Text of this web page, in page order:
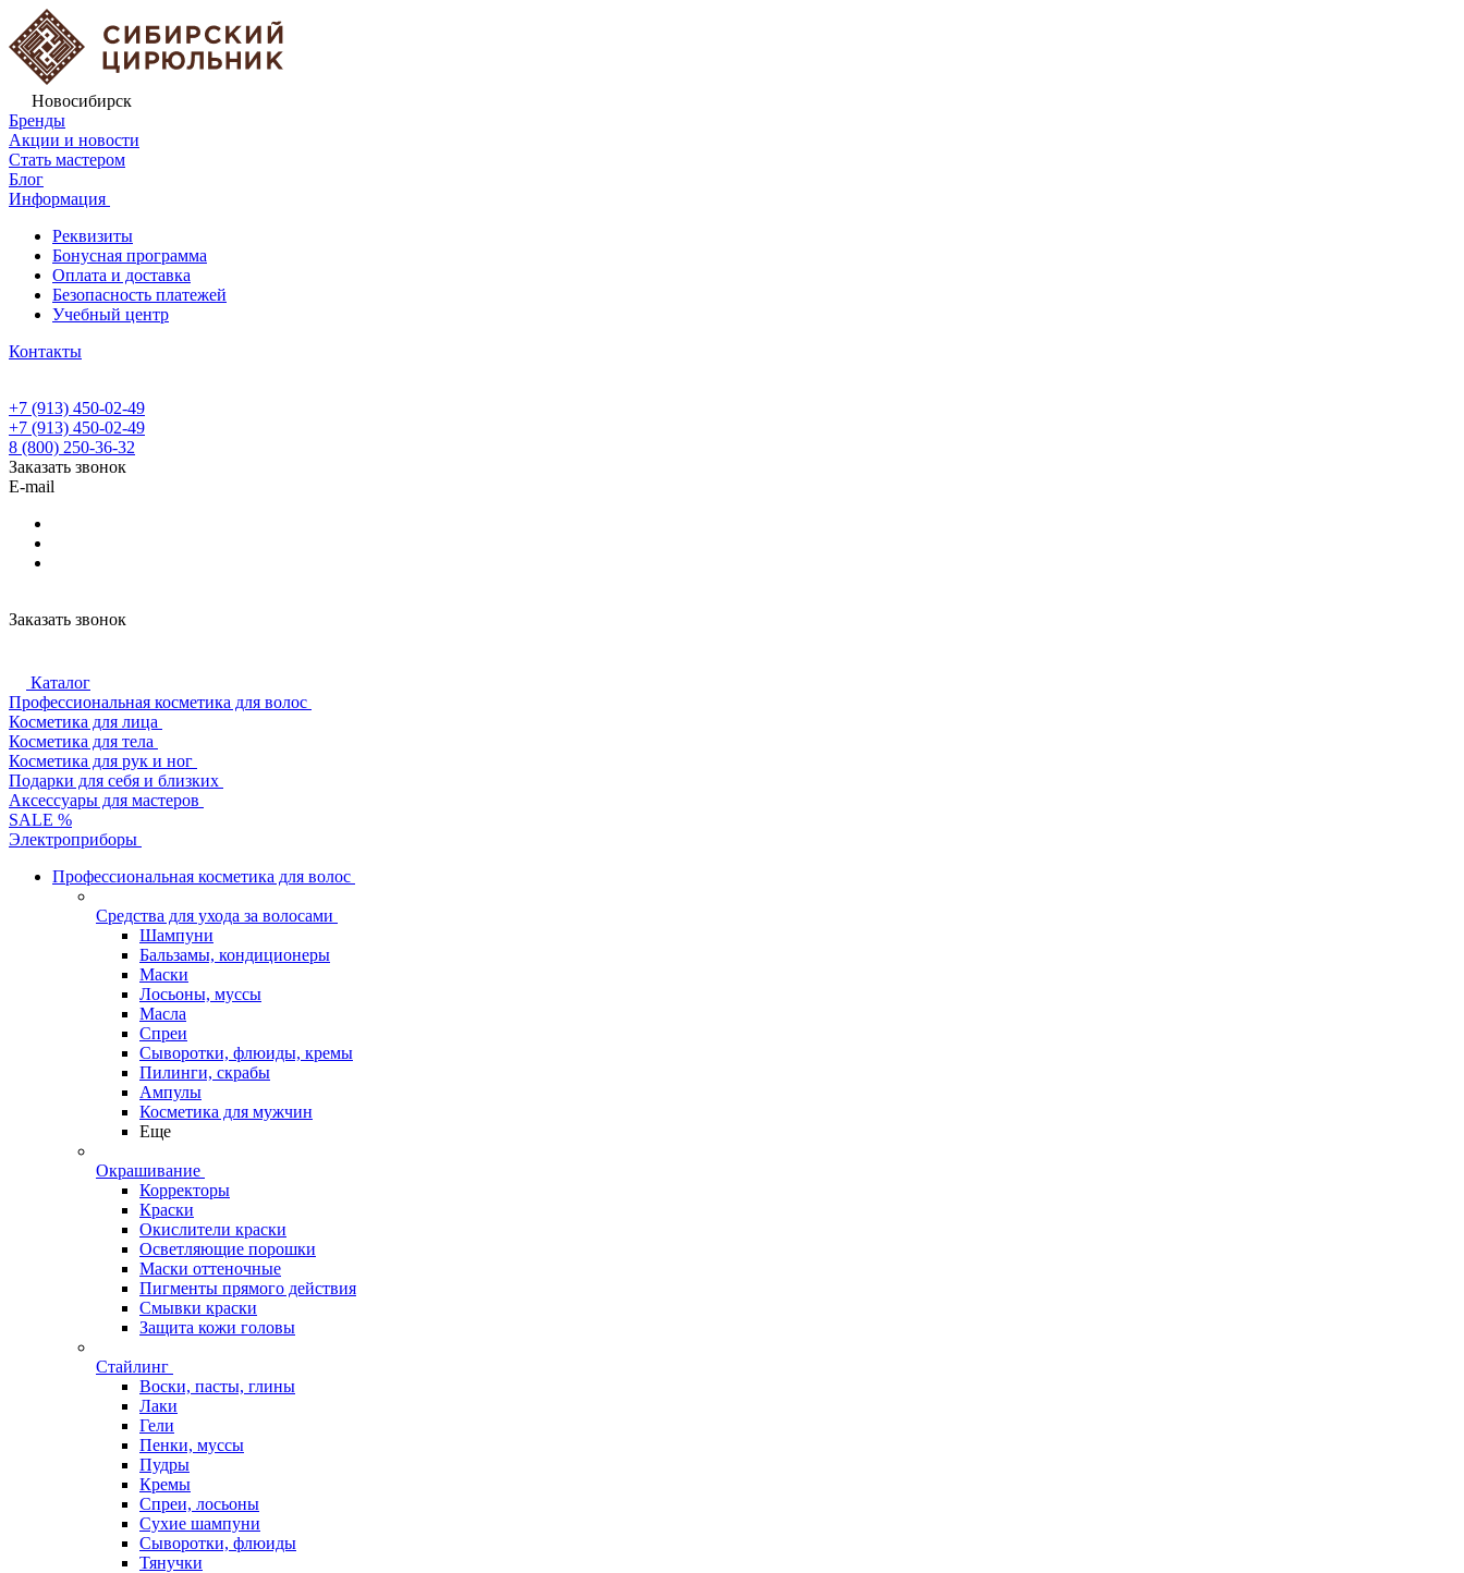
Новосибирск
Бренды
Акции и новости
Стать мастером
Блог
Информация
Реквизиты
Бонусная программа
Оплата и доставка
Безопасность платежей
Учебный центр
Контакты
+7 (913) 450-02-49
+7 (913) 450-02-49
8 (800) 250-36-32
Заказать звонок
E-mail
Заказать звонок
Каталог
Профессиональная косметика для волос
Косметика для лица
Косметика для тела
Косметика для рук и ног
Подарки для себя и близких
Аксессуары для мастеров
SALE %
Электроприборы
Профессиональная косметика для волос
Средства для ухода за волосами
Шампуни
Бальзамы, кондиционеры
Маски
Лосьоны, муссы
Масла
Спреи
Сыворотки, флюиды, кремы
Пилинги, скрабы
Ампулы
Косметика для мужчин
Еще
Окрашивание
Корректоры
Краски
Окислители краски
Осветляющие порошки
Маски оттеночные
Пигменты прямого действия
Смывки краски
Защита кожи головы
Стайлинг
Воски, пасты, глины
Лаки
Гели
Пенки, муссы
Пудры
Кремы
Спреи, лосьоны
Сухие шампуни
Сыворотки, флюиды
Тянучки